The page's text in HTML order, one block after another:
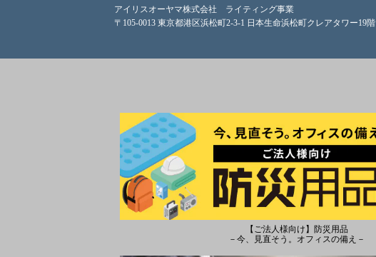
アイリスオーヤマ株式会社 ライティング事業
〒105-0013 東京都港区浜松町2-3-1 日本生命浜松町クレアタワー19階
【ご法人様向け】防災用品
－今、見直そう。オフィスの備え－